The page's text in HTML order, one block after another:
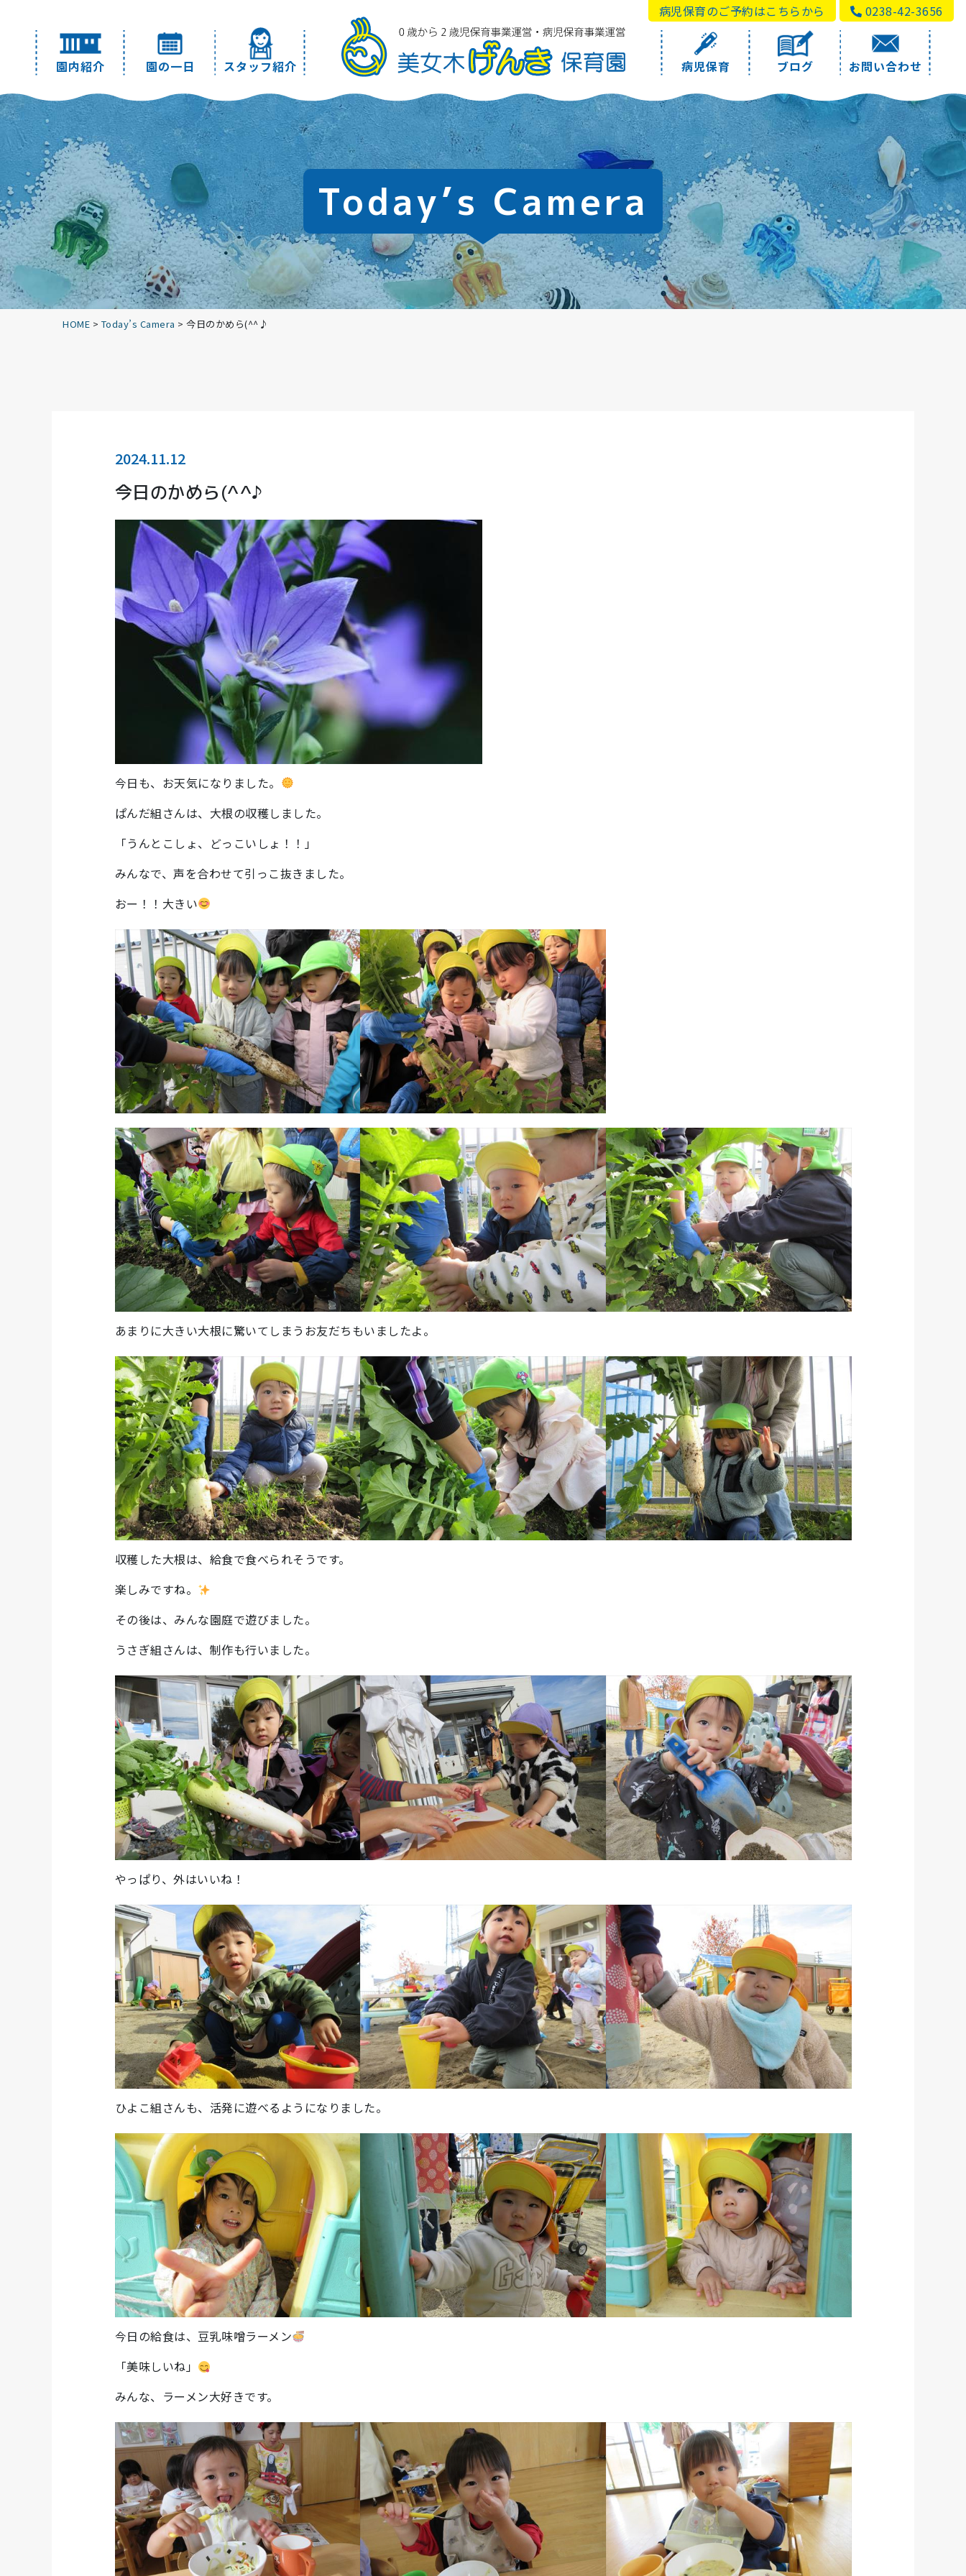
園内紹介 園の一日 スタッフ紹介 病児保育 ブログ お問い合わせ
病児保育のご予約はこちらから 0238-42-3656
Today’s Camera
HOME > Today’s Camera > 今日のかめら(^^♪
2024.11.12
今日のかめら(^^♪
今日も、お天気になりました。
ぱんだ組さんは、大根の収穫しました。
「うんとこしょ、どっこいしょ！！」
みんなで、声を合わせて引っこ抜きました。
おー！！大きい
あまりに大きい大根に驚いてしまうお友だちもいましたよ。
収穫した大根は、給食で食べられそうです。
楽しみですね。
その後は、みんな園庭で遊びました。
うさぎ組さんは、制作も行いました。
やっぱり、外はいいね！
ひよこ組さんも、活発に遊べるようになりました。
今日の給食は、豆乳味噌ラーメン
「美味しいね」
みんな、ラーメン大好きです。